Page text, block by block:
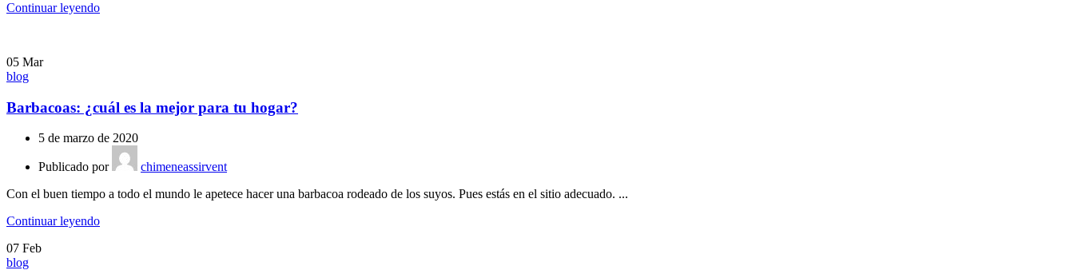
Continuar leyendo
05 Mar
blog
Barbacoas: ¿cuál es la mejor para tu hogar?
5 de marzo de 2020
Publicado por
chimeneassirvent
Con el buen tiempo a todo el mundo le apetece hacer una barbacoa rodeado de los suyos. Pues estás en el sitio adecuado. ...
Continuar leyendo
07 Feb
blog